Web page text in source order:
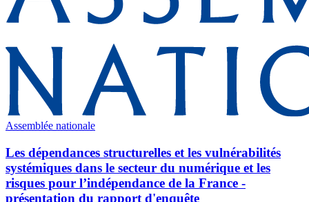
Assemblée nationale
Les dépendances structurelles et les vulnérabilités
systémiques dans le secteur du numérique et les
risques pour l’indépendance de la France -
présentation du rapport d'enquête